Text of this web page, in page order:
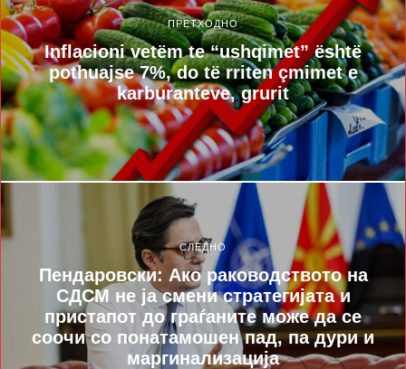
ПРЕТХОДНО
Inflacioni vetëm te “ushqimet” është
pothuajse 7%, do të rriten çmimet e
karburanteve, grurit
СЛЕДНО
Пендаровски: Ако раководството на
СДСМ не ја смени стратегијата и
пристапот до граѓаните може да се
соочи со понатамошен пад, па дури и
маргинализација